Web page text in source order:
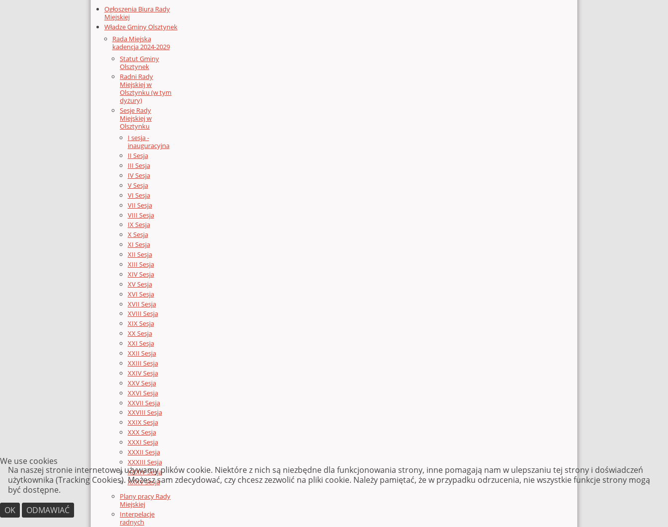
Ogłoszenia Biura Rady
Miejskiej
Władze Gminy Olsztynek
Rada Miejska
kadencja 2024-2029
Statut Gminy
Olsztynek
Radni Rady
Miejskiej w
Olsztynku (w tym
dyżury)
Sesje Rady
Miejskiej w
Olsztynku
I sesja -
inauguracyjna
II Sesja
III Sesja
IV Sesja
V Sesja
VI Sesja
VII Sesja
VIII Sesja
IX Sesja
X Sesja
XI Sesja
XII Sesja
XIII Sesja
XIV Sesja
XV Sesja
XVI Sesja
XVII Sesja
XVIII Sesja
XIX Sesja
XX Sesja
XXI Sesja
XXII Sesja
XXIII Sesja
XXIV Sesja
XXV Sesja
XXVI Sesja
XXVII Sesja
XXVIII Sesja
XXIX Sesja
XXX Sesja
XXXI Sesja
XXXII Sesja
XXXIII Sesja
XXXIV Sesja
XXXV Sesja
Plany pracy Rady
Miejskiej
Interpelacje
radnych
We use cookies
Na naszej stronie internetowej używamy plików cookie. Niektóre z nich są niezbędne dla funkcjonowania strony, inne pomagają nam w ulepszaniu tej strony i doświadczeń
użytkownika (Tracking Cookies). Możesz sam zdecydować, czy chcesz zezwolić na pliki cookie. Należy pamiętać, że w przypadku odrzucenia, nie wszystkie funkcje strony mogą
być dostępne.
OK
ODMAWIAĆ